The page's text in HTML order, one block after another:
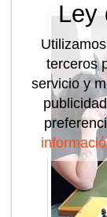
Ley
terceros
servicio y